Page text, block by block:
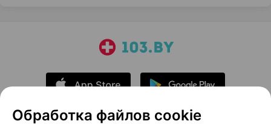
Обработка файлов cookie